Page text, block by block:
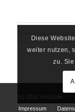
(c) 2016 tcm24.de
Impressum
Diese
weiter nutzen,
zu.